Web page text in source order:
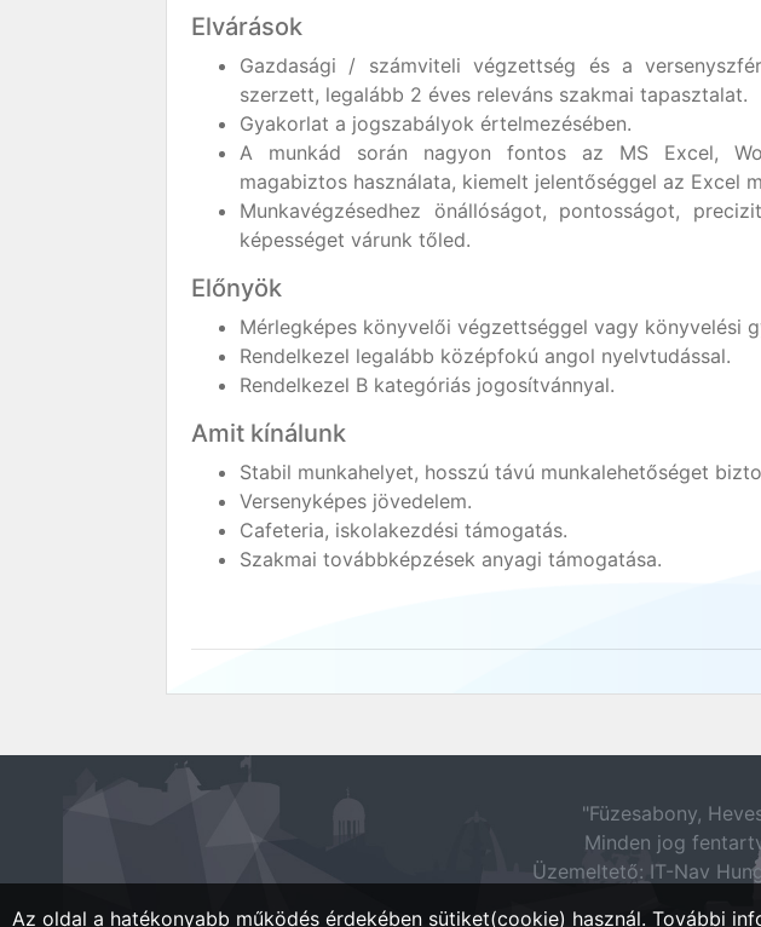
Elvárások
Gazdasági / számviteli végzettség és a
szerzett, legalább 2 éves releváns szakmai tapasztalat.
Gyakorlat a jogszabályok értelmezésében.
A munkád során nagyon fontos az MS Excel,
magabiztos használata, kiemelt jelentőséggel az Excel
Munkavégzésedhez önállóságot, pontosságot,
képességet várunk tőled.
Előnyök
Mérlegképes könyvelői végzettséggel vagy könyvelési
Rendelkezel legalább középfokú angol nyelvtudással.
Rendelkezel B kategóriás jogosítvánnyal.
Amit kínálunk
Stabil munkahelyet, hosszú távú munkalehetőséget
Versenyképes jövedelem.
Cafeteria, iskolakezdési támogatás.
Szakmai továbbképzések anyagi támogatása.
"Füzesabony,
Minden jog
Üzemeltető: IT-Nav
Az oldal a hatékonyabb működés érdekében sütiket(cookie) használ. További